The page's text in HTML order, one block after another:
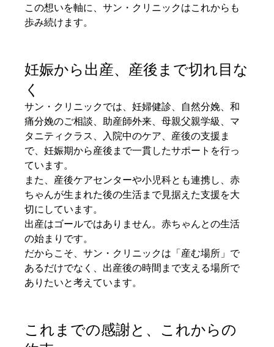
この想いを軸に、サン・クリニックはこれからも
歩み続けます。
妊娠から出産、産後まで切れ目な
く
サン・クリニックでは、妊婦健診、自然分娩、和
痛分娩のご相談、助産師外来、母親父親学級、マ
タニティクラス、入院中のケア、産後の支援ま
で、妊娠期から産後まで一貫したサポートを行っ
ています。
また、産後ケアセンターや小児科とも連携し、赤
ちゃんが生まれた後の生活まで見据えた支援を大
切にしています。
出産はゴールではありません。赤ちゃんとの生活
の始まりです。
だからこそ、サン・クリニックは「産む場所」で
あるだけでなく、出産後の時間まで支える場所で
ありたいと考えています。
これまでの感謝と、これからの